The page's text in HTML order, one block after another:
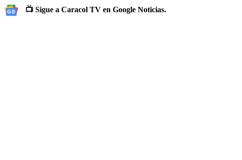
📺 Sigue a Caracol TV en Google Noticias.